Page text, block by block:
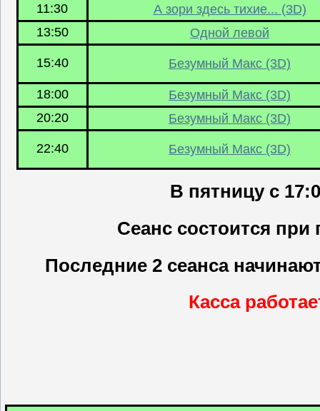
11:30
А зори здесь тихие... (3D)
13:50
Одной левой
15:40 Безумный Макс (3D)
18:00
Безумный Макс (3D)
20:20
Безумный Макс (3D)
22:40 Безумный Макс (3D)
В пятницу с
Сеанс состоится
Последние 2 сеанса
Касса